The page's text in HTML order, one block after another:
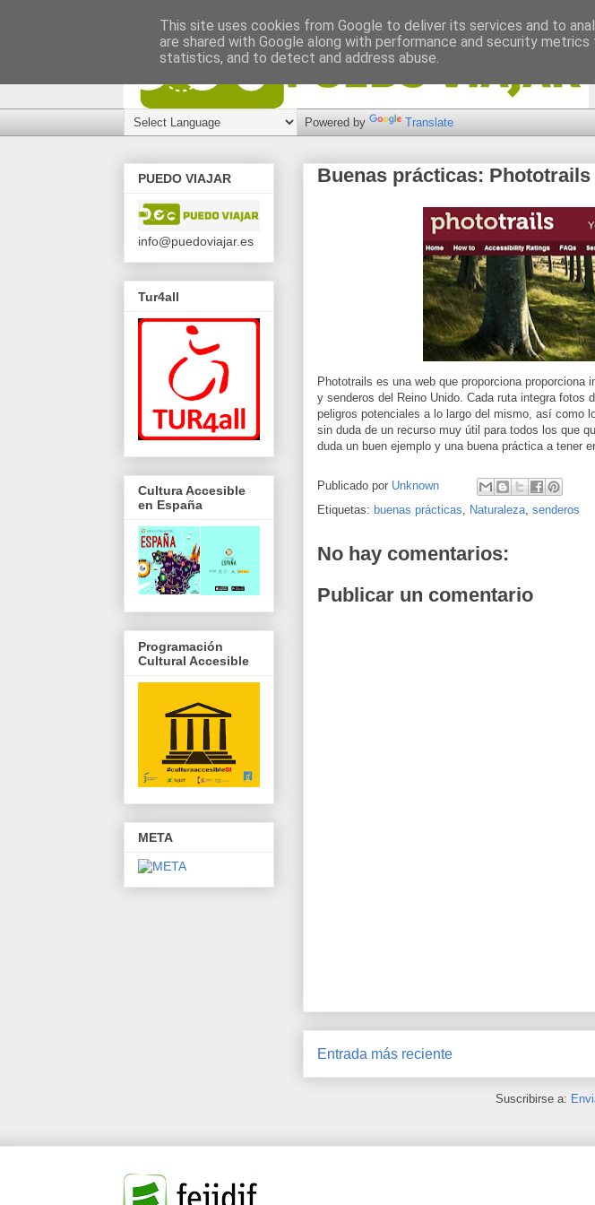
Powered by Translate
Buenas prácticas: Phototrails
Phototrails es una web que proporciona
y senderos del Reino Unido. Cada ruta integra
peligros potenciales a lo largo del mismo, así como
sin duda de un recurso muy útil para todos los que
duda un buen ejemplo y una buena práctica a tener
Publicado por Unknown
Etiquetas: buenas prácticas, Naturaleza, senderos
No hay comentarios:
Publicar un comentario
Entrada más reciente
Suscribirse a:
PUEDO VIAJAR
info@puedoviajar.es
Tur4all
Cultura Accesible
en España
Programación
Cultural Accesible
META
This site uses cookies from Google to deliver its services and to
are shared with Google along with performance and security
statistics, and to detect and address abuse.